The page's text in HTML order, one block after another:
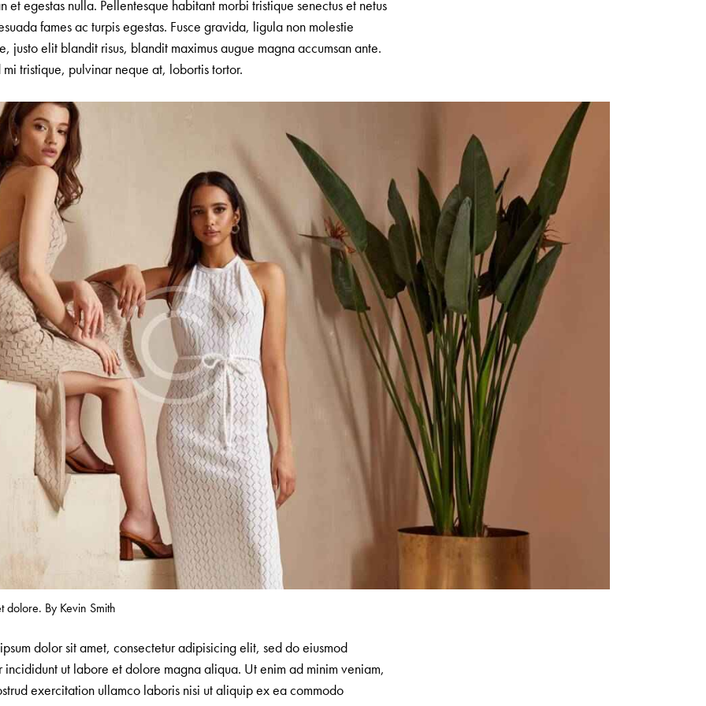
et egestas nulla. Pellentesque habitant morbi tristique senectus et netus
fames ac turpis egestas. Fusce gravida, ligula non molestie
justo elit blandit risus, blandit maximus augue magna accumsan ante.
mi tristique, pulvinar neque at, lobortis tortor.
dolore. By Kevin Smith
dolor sit amet, consectetur adipisicing elit, sed do eiusmod
incididunt ut labore et dolore magna aliqua. Ut enim ad minim veniam,
exercitation ullamco laboris nisi ut aliquip ex ea commodo